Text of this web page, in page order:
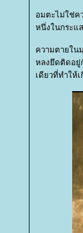
อมตะไม่ใช่ค
หนึ่งในกระแ
ความตายใน
หลงยึดติดอยู่
เดียวที่ทำให้